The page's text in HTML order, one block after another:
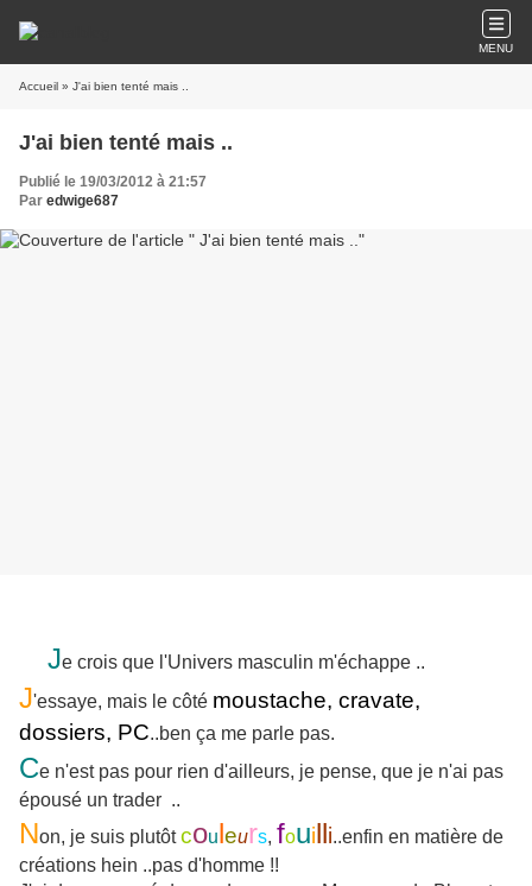
MENU
Accueil » J'ai bien tenté mais ..
J'ai bien tenté mais ..
Publié le 19/03/2012 à 21:57
Par edwige687
Je crois que l'Univers masculin m'échappe ..
J'essaye, mais le côté moustache, cravate,
dossiers, PC..ben ça me parle pas.
Ce n'est pas pour rien d'ailleurs, je pense, que je n'ai pas
épousé un trader ..
Non, je suis plutôtcouleurs, fouilli..enfin en matière de
créations hein ..pas d'homme !!